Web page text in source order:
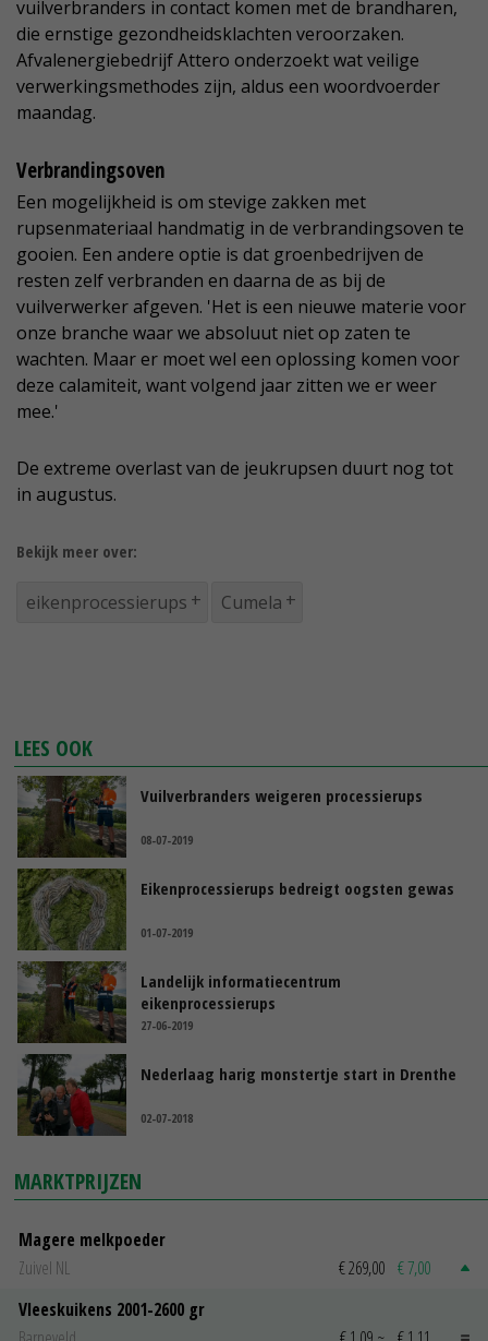
vuilverbranders in contact komen met de brandharen,
die ernstige gezondheidsklachten veroorzaken.
Afvalenergiebedrijf Attero onderzoekt wat veilige
verwerkingsmethodes zijn, aldus een woordvoerder
maandag.
Verbrandingsoven
Een mogelijkheid is om stevige zakken met
rupsenmateriaal handmatig in de verbrandingsoven te
gooien. Een andere optie is dat groenbedrijven de
resten zelf verbranden en daarna de as bij de
vuilverwerker afgeven. 'Het is een nieuwe materie voor
onze branche waar we absoluut niet op zaten te
wachten. Maar er moet wel een oplossing komen voor
deze calamiteit, want volgend jaar zitten we er weer
mee.'
De extreme overlast van de jeukrupsen duurt nog tot
in augustus.
Bekijk meer over:
eikenprocessierups Cumela
LEES OOK
Vuilverbranders weigeren processierups
08-07-2019
Eikenprocessierups bedreigt oogsten gewas
01-07-2019
Landelijk informatiecentrum
eikenprocessierups
27-06-2019
Nederlaag harig monstertje start in Drenthe
02-07-2018
MARKTPRIJZEN
Magere melkpoeder
Zuivel NL
€ 269,00 € 7,00
Vleeskuikens 2001-2600 gr